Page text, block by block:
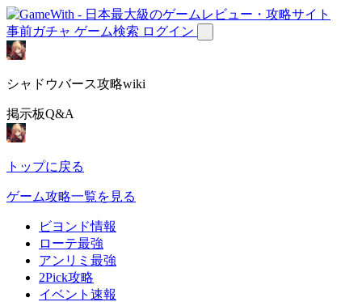
事前ガチャ ゲーム検索 ログイン
シャドウバース攻略wiki
掲示板Q&A
トップに戻る
ゲーム攻略一覧を見る
ビヨンド情報
ローテ最強
アンリミ最強
2Pick攻略
イベント速報